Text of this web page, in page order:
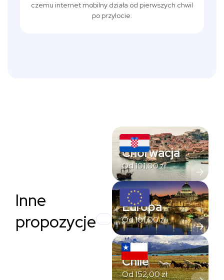
czemu internet mobilny działa od pierwszych chwil
po przylocie.
Inne
propozycje
Chorwacja
Od101,00zł
Europa
Od101,00zł
Chile
Od152,00zł